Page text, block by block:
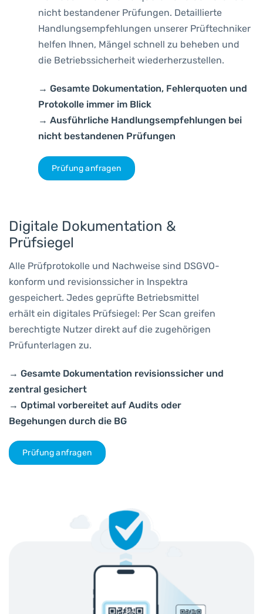
nicht bestandener Prüfungen. Detaillierte
Handlungsempfehlungen unserer Prüftechniker
helfen Ihnen, Mängel schnell zu beheben und
die Betriebssicherheit wiederherzustellen.
→ Gesamte Dokumentation, Fehlerquoten und
Protokolle immer im Blick
→ Ausführliche Handlungsempfehlungen bei
nicht bestandenen Prüfungen
Prüfung anfragen
Digitale Dokumentation &
Prüfsiegel
Alle Prüfprotokolle und Nachweise sind DSGVO-
konform und revisionssicher in Inspektra
gespeichert. Jedes geprüfte Betriebsmittel
erhält ein digitales Prüfsiegel: Per Scan greifen
berechtigte Nutzer direkt auf die zugehörigen
Prüfunterlagen zu.
→ Gesamte Dokumentation revisionssicher und
zentral gesichert
→ Optimal vorbereitet auf Audits oder
Begehungen durch die BG
Prüfung anfragen